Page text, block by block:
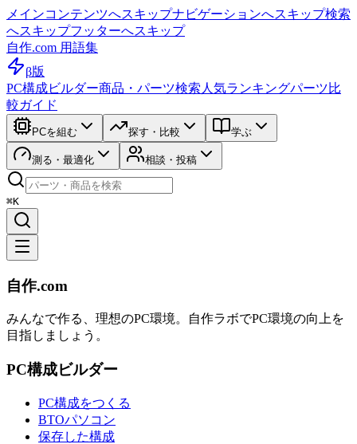
メインコンテンツへスキップナビゲーションへスキップ検索
へスキップフッターへスキップ
自作.com 用語集
β版
PC構成ビルダー商品・パーツ検索 人気ランキングパーツ比
較ガイド
PCを組む 探す・比較 学ぶ
測る・最適化 相談・投稿
⌘K
自作.com
みんなで作る、理想のPC環境。 自作ラボでPC環境の向上を
目指しましょう。
PC構成ビルダー
PC構成をつくる
BTOパソコン
保存した構成